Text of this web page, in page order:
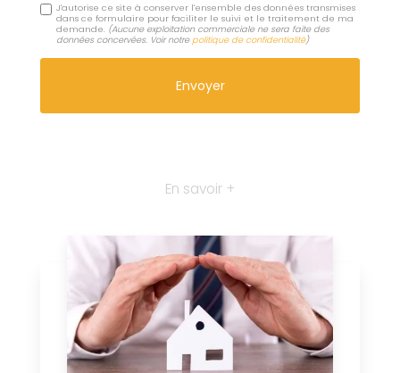
J'autorise ce site à conserver l'ensemble des données transmises
dans ce formulaire pour faciliter le suivi et le traitement de ma
demande. (Aucune exploitation commerciale ne sera faite des
données concervées. Voir notrepolitique de confidentialité)
En savoir +